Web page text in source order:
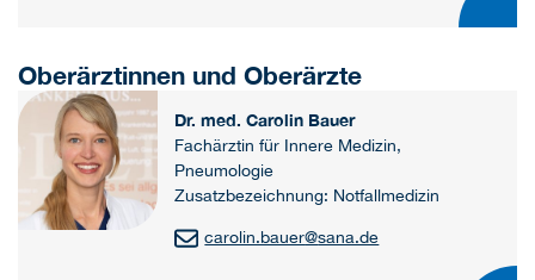
Oberärztinnen und Oberärzte
Dr. med. Carolin Bauer
Fachärztin für Innere Medizin,
Pneumologie
Zusatzbezeichnung: Notfallmedizin
carolin.bauer@sana.de